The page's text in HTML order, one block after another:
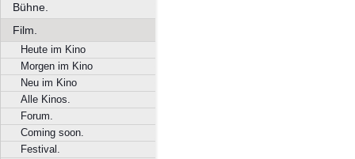
Bühne.
Film.
Heute im Kino
Morgen im Kino
Neu im Kino
Alle Kinos.
Forum.
Coming soon.
Festival.